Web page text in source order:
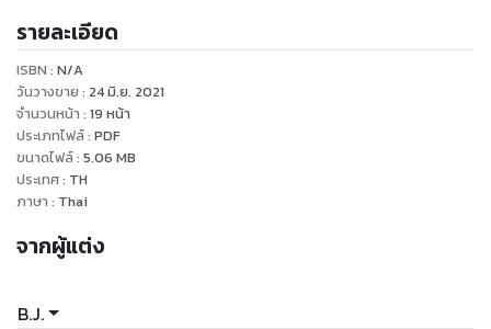
รายละเอียด
ISBN : N/A
วันวางขาย : 24 มิ.ย. 2021
จำนวนหน้า : 19 หน้า
ประเภทไฟล์: PDF
ขนาดไฟล์: 5.06 MB
ประเทศ: TH
ภาษา : Thai
จากผู้แต่ง
B.J.